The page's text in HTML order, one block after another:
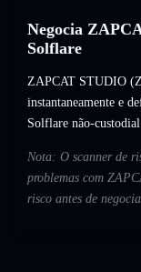
Negocia
Solflare
ZAPCAT STUDIO
instantaneamente e
Solflare não-
Nota: O scanner de
problemas com
risco antes de